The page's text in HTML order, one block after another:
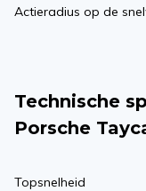
Actieradius op de
Technische
Porsche
Topsnelheid